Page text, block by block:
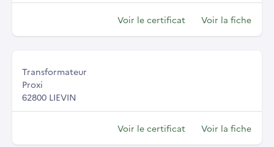
Voir le certificat Voir la fiche
Transformateur
Proxi
62800 LIEVIN
Voir le certificat Voir la fiche